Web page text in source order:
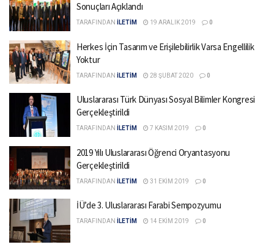
Sonuçları Açıklandı
TARAFINDAN İLETİM 19 ARALIK 2019 0
Herkes İçin Tasarım ve Erişilebilirlik Varsa Engellilik
Yoktur
TARAFINDAN İLETİM 28 ŞUBAT 2020 0
Uluslararası Türk Dünyası Sosyal Bilimler Kongresi
Gerçekleştirildi
TARAFINDAN İLETİM 7 KASIM 2019 0
2019 Yılı Uluslararası Öğrenci Oryantasyonu
Gerçekleştirildi
TARAFINDAN İLETİM 31 EKIM 2019 0
İÜ’de 3. Uluslararası Farabi Sempozyumu
TARAFINDAN İLETİM 14 EKIM 2019 0